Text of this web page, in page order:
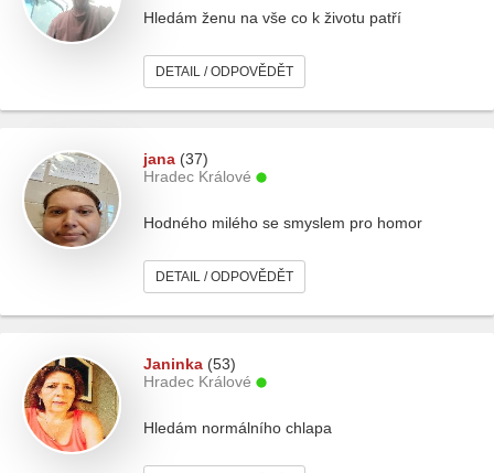
Hledám ženu na vše co k životu patří
DETAIL / ODPOVĚDĚT
jana (37)
Hradec Králové
Hodného milého se smyslem pro homor
DETAIL / ODPOVĚDĚT
Janinka (53)
Hradec Králové
Hledám normálního chlapa